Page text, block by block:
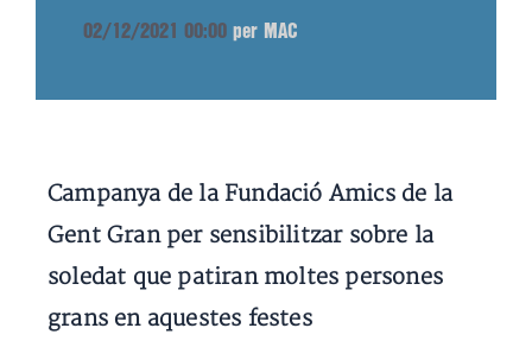
02/12/2021 00:00 per MAC
Campanya de la Fundació Amics de la
Gent Gran per sensibilitzar sobre la
soledat que patiran moltes persones
grans en aquestes festes